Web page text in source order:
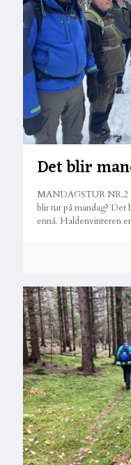
Det blir
MANDAGSTUR NR.2
blir tur på mandag?
ennå. Haldenvinteren